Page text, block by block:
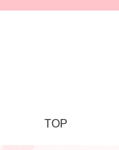
TOP